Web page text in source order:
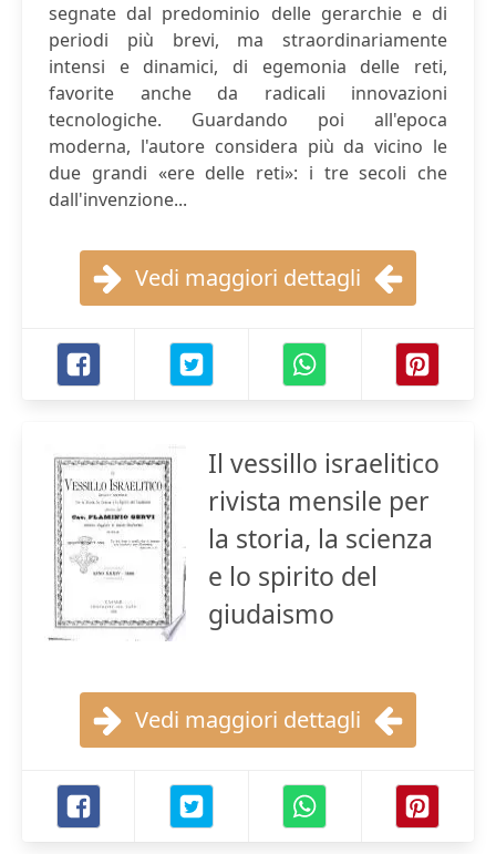
segnate dal predominio delle gerarchie e di
periodi più brevi, ma straordinariamente
intensi e dinamici, di egemonia delle reti,
favorite anche da radicali innovazioni
tecnologiche. Guardando poi all'epoca
moderna, l'autore considera più da vicino le
due grandi «ere delle reti»: i tre secoli che
dall'invenzione...
Vedi maggiori dettagli
Il vessillo israelitico
rivista mensile per
la storia, la scienza
e lo spirito del
giudaismo
Vedi maggiori dettagli